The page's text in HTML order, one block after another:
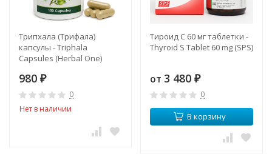
Трипхала (Трифала)
капсулы - Triphala
Capsules (Herbal One)
980 ₽
0
Нет в наличии
Тироид С 60 мг таблетки -
Thyroid S Tablet 60 mg (SPS)
от 3 480 ₽
0
В корзину